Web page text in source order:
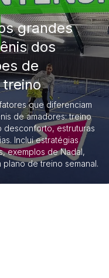
grandes
dos
de
que diferenciam
de amadores: treino
estruturas
Inclui estratégias
exemplos de Nadal,
de treino semanal.